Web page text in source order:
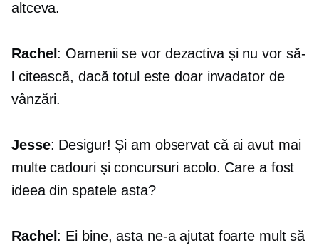
altceva.
Rachel : Oamenii se vor dezactiva și nu vor să-
l citească, dacă totul este doar invadator de
vânzări.
Jesse: Desigur! Și am observat că ai avut mai
multe cadouri și concursuri acolo. Care a fost
ideea din spatele asta?
Rachel : Ei bine, asta ne-a ajutat foarte mult să